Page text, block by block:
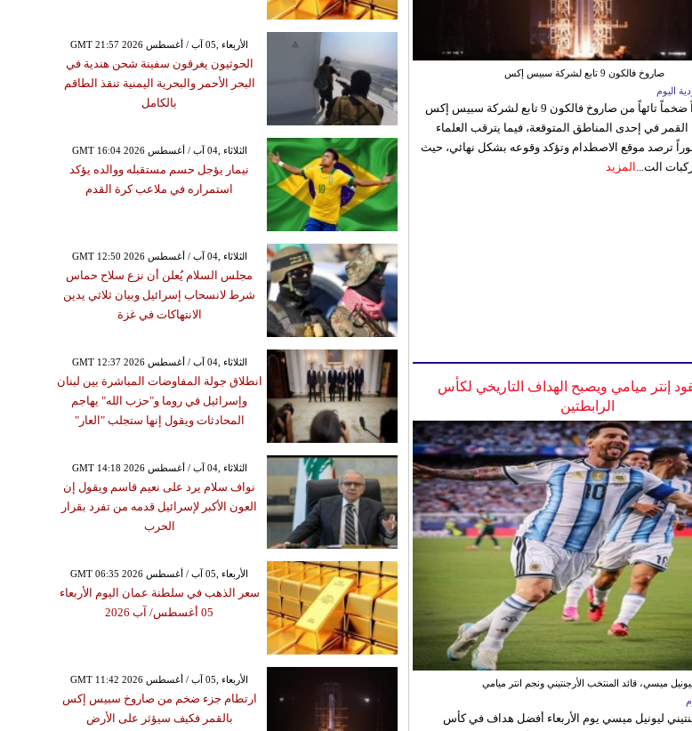
صاروخ فالكون 9 تابع لشركة سبيس إكس
اليوم
يُعتقد أن جزءاً ضخماً تائهاً من صاروخ فالكون 9 تابع لشركة سبيس إكس
في إحدى المناطق المتوقعة، فيما يترقب العلماء
ترصد موقع الاصطدام وتؤكد وقوعه بشكل نهائي، حيث
الت... المزيد
إنتر ميامي ويصبح الهداف التاريخي لكأس
الرابطتين
ميسي، قائد المنتخب الأرجنتيني ونجم انتر ميامي
ليونيل ميسي يوم الأربعاء أفضل هداف في كأس
GMT 21:57 2026 الأربعاء ,05 آب / أغسطس
الحوثيون يغرقون سفينة شحن هندية في
البحر الأحمر والبحرية اليمنية تنقذ الطاقم
بالكامل
GMT 16:04 2026 الثلاثاء ,04 آب / أغسطس
نيمار يؤجل حسم مستقبله ووالده يؤكد
استمراره في ملاعب كرة القدم
GMT 12:50 2026 الثلاثاء ,04 آب / أغسطس
مجلس السلام يُعلن أن نزع سلاح حماس
شرط لانسحاب إسرائيل وبيان ثلاثي يدين
الانتهاكات في غزة
GMT 12:37 2026 الثلاثاء ,04 آب / أغسطس
انطلاق جولة المفاوضات المباشرة بين لبنان
وإسرائيل في روما و"حزب الله" يهاجم
المحادثات ويقول إنها ستجلب "العار"
GMT 14:18 2026 الثلاثاء ,04 آب / أغسطس
نواف سلام يرد على نعيم قاسم ويقول إن
العون الأكبر لإسرائيل قدمه من تفرد بقرار
الحرب
GMT 06:35 2026 الأربعاء ,05 آب / أغسطس
سعر الذهب في سلطنة عمان اليوم الأربعاء
05 أغسطس/ آب 2026
GMT 11:42 2026 الأربعاء ,05 آب / أغسطس
ارتطام جزء ضخم من صاروخ سبيس إكس
بالقمر فكيف سيؤثر على الأرض